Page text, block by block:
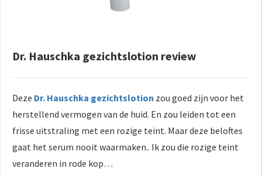
Dr. Hauschka gezichtslotion review
Deze Dr. Hauschka gezichtslotion zou goed zijn voor het
herstellend vermogen van de huid. En zou leiden tot een
frisse uitstraling met een rozige teint. Maar deze beloftes
gaat het serum nooit waarmaken.. Ik zou die rozige teint
veranderen in rode kop…